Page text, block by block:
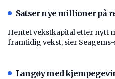
Satser nye millioner på
Hentet vekstkapital etter nytt
framtidig vekst, sier
Langøy med